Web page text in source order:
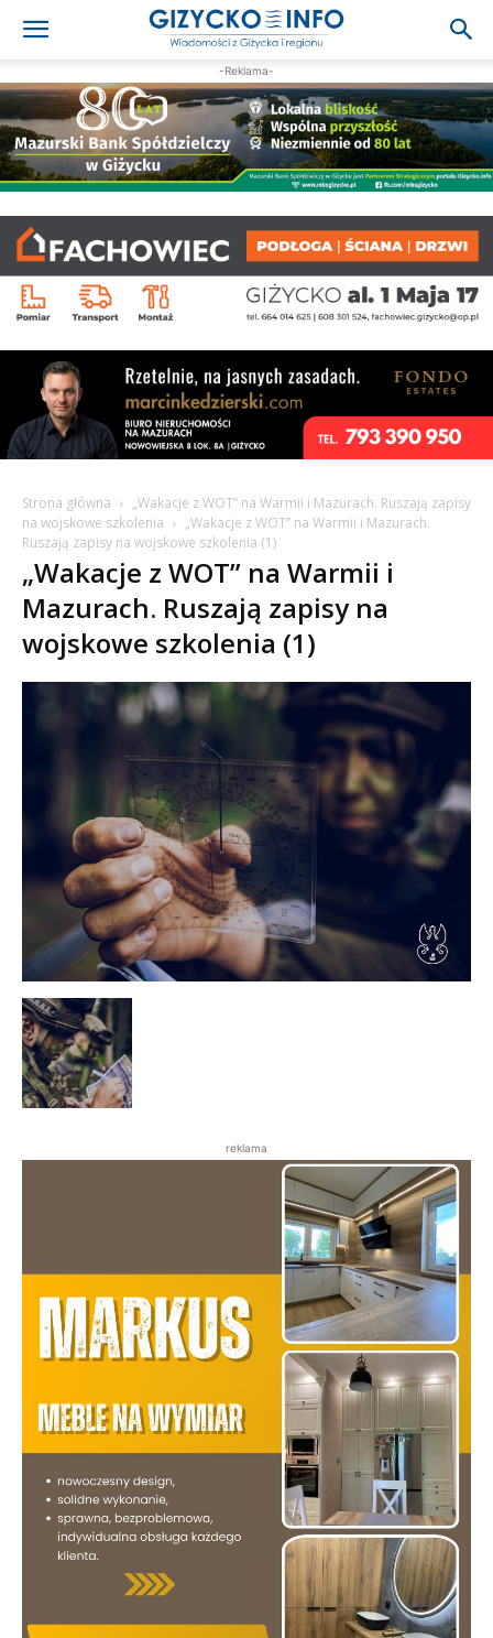
-Reklama-
Strona główna
„Wakacje z WOT” na Warmii i Mazurach. Ruszają zapisy
na wojskowe szkolenia
„Wakacje z WOT” na Warmii i Mazurach.
Ruszają zapisy na wojskowe szkolenia (1)
„Wakacje z WOT” na Warmii i
Mazurach. Ruszają zapisy na
wojskowe szkolenia (1)
reklama